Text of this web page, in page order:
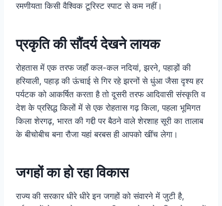
रमणीयता किसी वैश्विक टूरिस्ट स्पाट से कम नहीं।
प्रकृति की सौंदर्य देखने लायक
रोहतास में एक तरफ जहाँ कल-कल नदियां, झरने, पहाड़ों की
हरियाली, पहाड़ की ऊंचाई से गिर रहे झरनों से धुंआ जैसा दृश्य हर
पर्यटक को आकर्षित करता है तो दूसरी तरफ आदिवासी संस्कृति व
देश के प्रसिद्ध किलों में से एक रोहतास गढ़ किला, पहला भूमिगत
किला शेरगढ़, भारत की गद्दी पर बैठने वाले शेरशाह सूरी का तालाब
के बीचोबीच बना रौजा यहां बरबस ही आपको खींच लेगा।
जगहों का हो रहा विकास
राज्य की सरकार धीरे धीरे इन जगहों को संवारने में जुटी है,